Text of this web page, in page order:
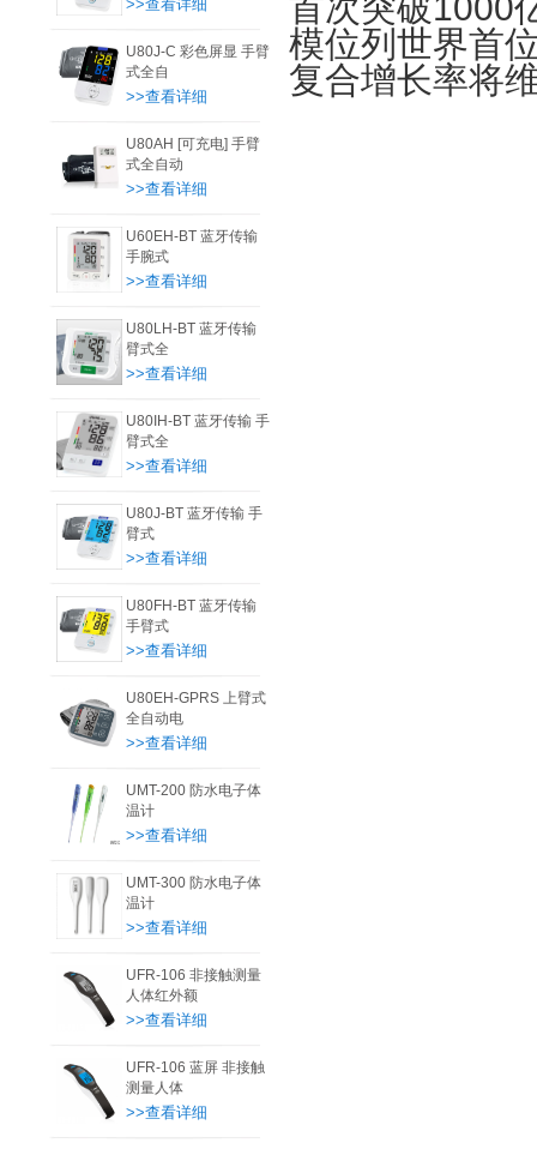
>>查看详细
U80J-C 彩色屏显 手臂
式全自
>>查看详细
U80AH [可充电] 手臂
式全自动
>>查看详细
U60EH-BT 蓝牙传输
手腕式
>>查看详细
U80LH-BT 蓝牙传输
臂式全
>>查看详细
U80IH-BT 蓝牙传输 手
臂式全
>>查看详细
U80J-BT 蓝牙传输 手
臂式
>>查看详细
U80FH-BT 蓝牙传输
手臂式
>>查看详细
U80EH-GPRS 上臂式
全自动电
>>查看详细
UMT-200 防水电子体
温计
>>查看详细
UMT-300 防水电子体
温计
>>查看详细
UFR-106 非接触测量
人体红外额
>>查看详细
UFR-106 蓝屏 非接触
测量人体
>>查看详细
模位列世界首
复合增长率将